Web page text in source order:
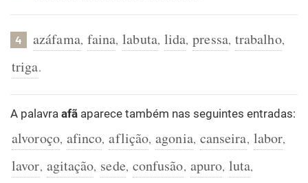
4 azáfama, faina, labuta, lida, pressa, trabalho,
triga.
A palavra afã aparece também nas seguintes entradas:
alvoroço, afinco, aflição, agonia, canseira, labor,
lavor, agitação, sede, confusão, apuro, luta,